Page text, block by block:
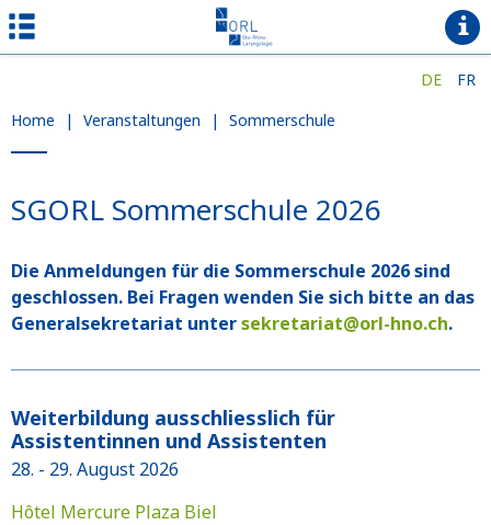
DE
FR
Home
| Veranstaltungen | Sommerschule
SGORL Sommerschule 2026
Die Anmeldungen für die Sommerschule 2026 sind
geschlossen. Bei Fragen wenden Sie sich bitte an das
Generalsekretariat untersekretariat@orl-hno.ch.
Weiterbildung ausschliesslich für
Assistentinnen und Assistenten
28. - 29. August 2026
Hôtel Mercure Plaza Biel